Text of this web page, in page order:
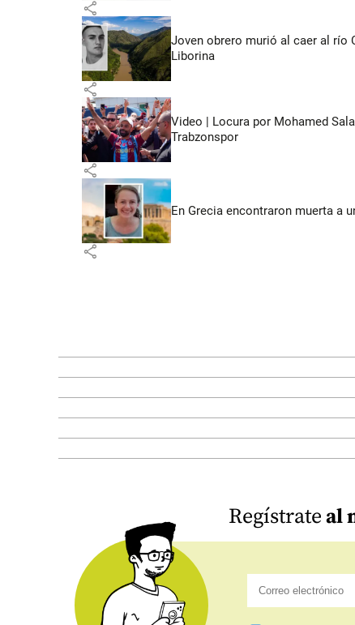
share
Joven obrero murió al caer al río
Liborina
share
Video | Locura por Mohamed
Trabzonspor
share
En Grecia encontraron muerta a
share
Regístrateal